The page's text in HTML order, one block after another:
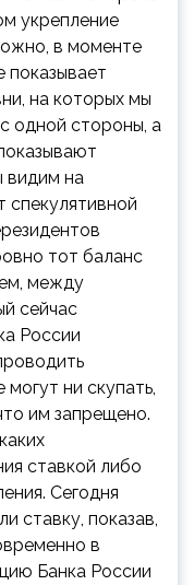
укрепление
в моменте
показывает
на которых мы
одной стороны, а
видим на
спекулятивной
тот баланс
между
сейчас
России
ни скупать,
им запрещено.
ставкой либо
Сегодня
ставку, показав,
в
Банка России